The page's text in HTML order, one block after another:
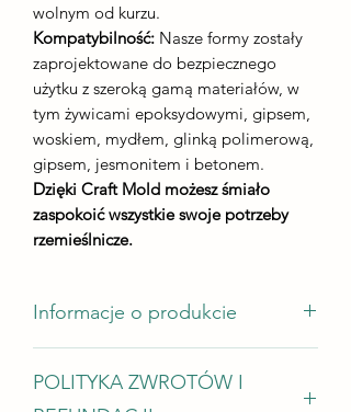
wolnym od kurzu.
Kompatybilność: Nasze formy zostały
zaprojektowane do bezpiecznego
użytku z szeroką gamą materiałów, w
tym żywicami epoksydowymi, gipsem,
woskiem, mydłem, glinką polimerową,
gipsem, jesmonitem i betonem.
Dzięki Craft Mold możesz śmiało
zaspokoić wszystkie swoje potrzeby
rzemieślnicze.
Informacje o produkcie
Wysokość odlewu - nie mniej niż 8 mm
POLITYKA ZWROTÓW I